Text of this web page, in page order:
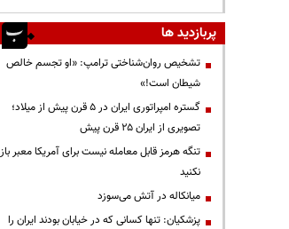
پربازدید ها
تشخیص روان‌شناختی ترامپ: «او تجسم خالص
شیطان است!»
گستره امپراتوری ایران در ۵ قرن پیش از میلاد؛
تصویری از ایران ۲۵ قرن پیش
تنگه هرمز قابل معامله نیست برای آمریکا معبر باز
نکنید
میانکاله در آتش می‌سوزد
پزشکیان: تنها کسانی که در خیابان بودند ایران را